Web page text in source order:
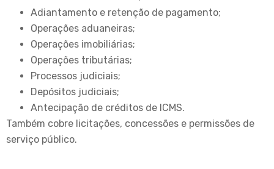
Adiantamento e retenção de pagamento;
Operações aduaneiras;
Operações imobiliárias;
Operações tributárias;
Processos judiciais;
Depósitos judiciais;
Antecipação de créditos de ICMS.
Também cobre licitações, concessões e permissões de
serviço público.